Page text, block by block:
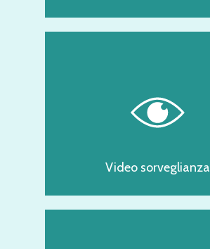
Video sorveglianza